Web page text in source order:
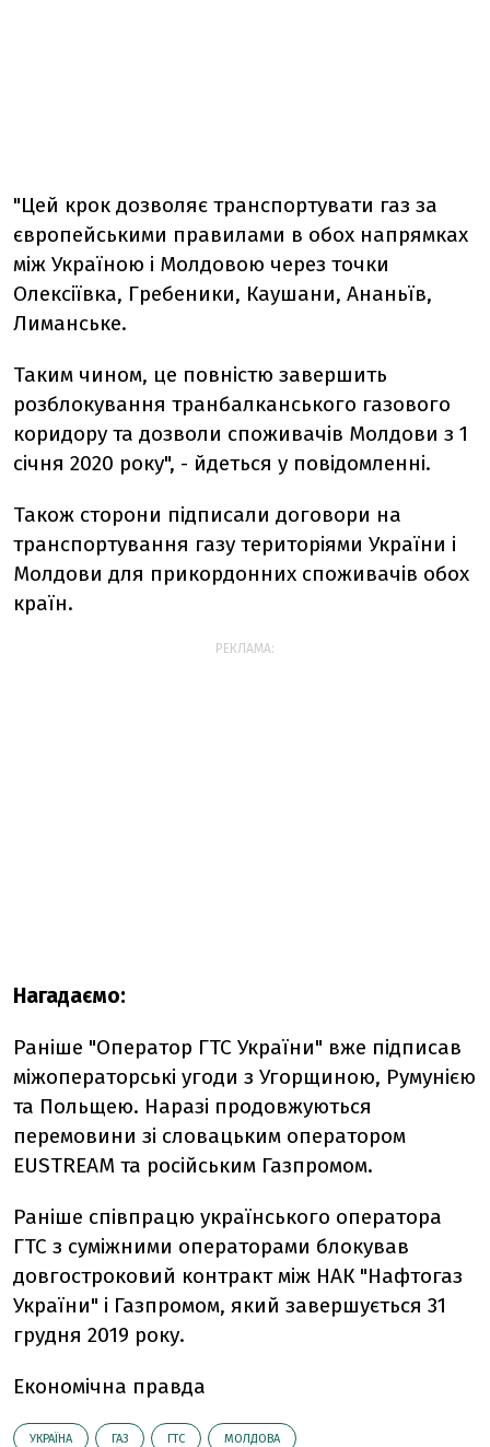
"Цей крок дозволяє транспортувати газ за
європейськими правилами в обох напрямках
між Україною і Молдовою через точки
Олексіївка, Гребеники, Каушани, Ананьїв,
Лиманське.
Таким чином, це повністю завершить
розблокування транбалканського газового
коридору та дозволи споживачів Молдови з 1
січня 2020 року", - йдеться у повідомленні.
Також сторони підписали договори на
транспортування газу територіями України і
Молдови для прикордонних споживачів обох
країн.
РЕКЛАМА:
Нагадаємо:
Раніше "Оператор ГТС України" вже підписав
міжоператорські угоди з Угорщиною, Румунією
та Польщею. Наразі продовжуються
перемовини зі словацьким оператором
EUSTREAM та російським Газпромом.
Раніше співпрацю українського оператора
ГТС з суміжними операторами блокував
довгостроковий контракт між НАК "Нафтогаз
України" і Газпромом, який завершується 31
грудня 2019 року.
Економічна правда
УКРАЇНА ГАЗ ГТС МОЛДОВА